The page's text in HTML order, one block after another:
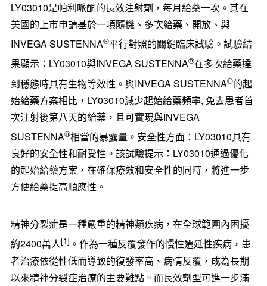
LY03010是帕利哌酮的長效注射劑，每月給藥一次。其在
美國的上市申請基於一項隨機、多次給藥、開放、與
INVEGA SUSTENNA®平行對照的關鍵臨床試驗。試驗結
果顯示：LY03010與INVEGA SUSTENNA®在多次給藥達
到穩態時具有生物等效性。與INVEGA SUSTENNA®的起
始給藥方案相比，LY03010減少起始給藥頻率, 免去患者首
次注射後第八天的給藥，且可實現與INVEGA
SUSTENNA®相當的暴露量。安全性方面：LY03010具有
良好的安全性和耐受性。該試驗提示：LY03010通過優化
的起始給藥方案，在確保療效和安全性的同時，將進一步
方便給藥提高順應性。
精神分裂症是一種嚴重的精神類疾病，在全球範圍內困擾
約2400萬人[1] 。作為一種反覆發作的慢性遷延性疾病，患
者治療依從性低而導致的復發率高、病情反覆，成為長期
以來精神分裂症治療的主要難點。而長效劑型可進一步滿